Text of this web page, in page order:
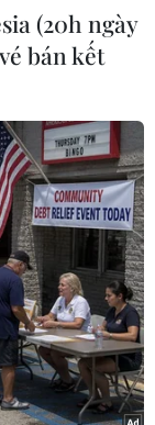
(20h ngày
bán kết